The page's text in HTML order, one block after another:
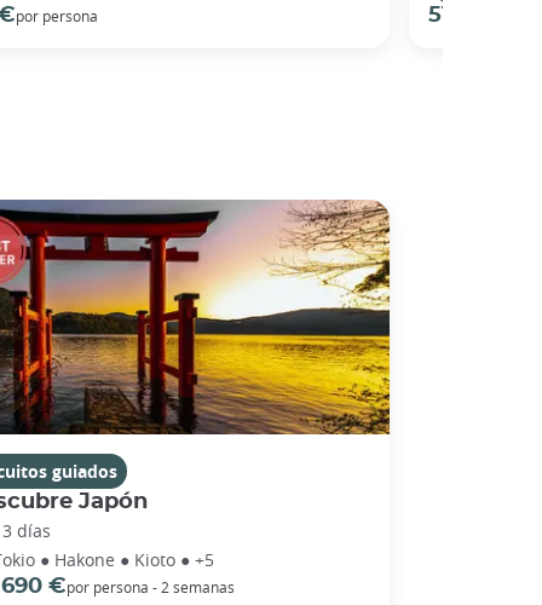
por persona
51 €
guiados
Japón
días
● Hakone ● Kioto ● +5
€por persona - 2 semanas